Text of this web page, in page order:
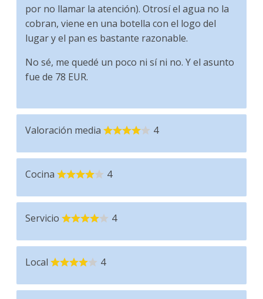
por no llamar la atención). Otrosí el agua no la
cobran, viene en una botella con el logo del
lugar y el pan es bastante razonable.
No sé, me quedé un poco ni sí ni no. Y el asunto
fue de 78 EUR.
Valoración media 4
Cocina 4
Servicio 4
Local 4